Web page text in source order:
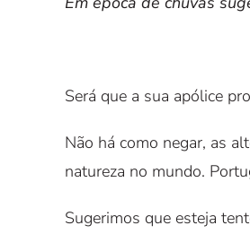
Será que a sua apólice
Não há como negar, as
natureza no mundo.
Sugerimos que esteja